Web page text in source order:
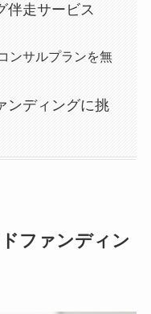
伴走サービス
ンサルプランを無
ンディングに挑
ファンディン